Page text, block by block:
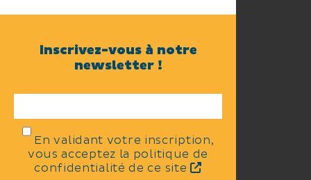
Inscrivez-vous à notre
newsletter !
En validant votre inscription,
vous acceptez la politique de
confidentialité de ce site